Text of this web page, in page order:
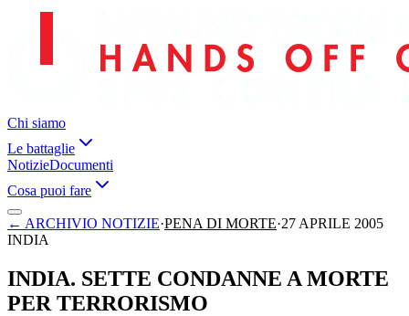
Chi siamo
Le battaglie
NotizieDocumenti
Cosa puoi fare
← ARCHIVIO NOTIZIE·PENA DI MORTE·27 APRILE 2005
INDIA
INDIA. SETTE CONDANNE A MORTE
PER TERRORISMO